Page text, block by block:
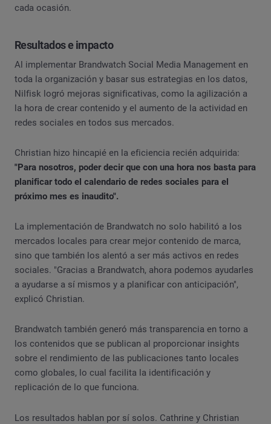
cada ocasión.
Resultados e impacto
Al implementar Brandwatch Social Media Management en
toda la organización y basar sus estrategias en los datos,
Nilfisk logró mejoras significativas, como la agilización a
la hora de crear contenido y el aumento de la actividad en
redes sociales en todos sus mercados.
Christian hizo hincapié en la eficiencia recién adquirida:
"Para nosotros, poder decir que con una hora nos basta para
planificar todo el calendario de redes sociales para el
próximo mes es inaudito".
La implementación de Brandwatch no solo habilitó a los
mercados locales para crear mejor contenido de marca,
sino que también los alentó a ser más activos en redes
sociales. "Gracias a Brandwatch, ahora podemos ayudarles
a ayudarse a sí mismos y a planificar con anticipación",
explicó Christian.
Brandwatch también generó más transparencia en torno a
los contenidos que se publican al proporcionar insights
sobre el rendimiento de las publicaciones tanto locales
como globales, lo cual facilita la identificación y
replicación de lo que funciona.
Los resultados hablan por sí solos. Cathrine y Christian